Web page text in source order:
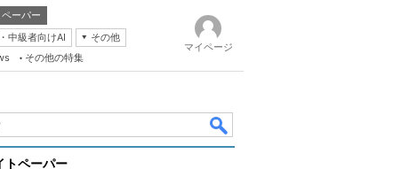
ーパー
中級者向けAI
その他
その他の特集
マイページ
トペーパー